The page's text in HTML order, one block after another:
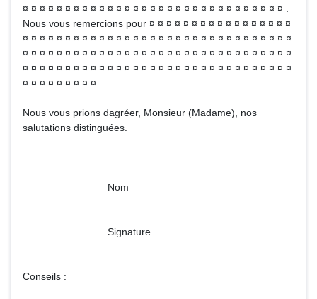
¤ ¤ ¤ ¤ ¤ ¤ ¤ ¤ ¤ ¤ ¤ ¤ ¤ ¤ ¤ ¤ ¤ ¤ ¤ ¤ ¤ ¤ ¤ ¤ ¤ ¤ ¤ ¤ ¤ ¤ ¤ .
Nous vous remercions pour ¤ ¤ ¤ ¤ ¤ ¤ ¤ ¤ ¤ ¤ ¤ ¤ ¤ ¤ ¤ ¤ ¤
¤ ¤ ¤ ¤ ¤ ¤ ¤ ¤ ¤ ¤ ¤ ¤ ¤ ¤ ¤ ¤ ¤ ¤ ¤ ¤ ¤ ¤ ¤ ¤ ¤ ¤ ¤ ¤ ¤ ¤ ¤ ¤
¤ ¤ ¤ ¤ ¤ ¤ ¤ ¤ ¤ ¤ ¤ ¤ ¤ ¤ ¤ ¤ ¤ ¤ ¤ ¤ ¤ ¤ ¤ ¤ ¤ ¤ ¤ ¤ ¤ ¤ ¤ ¤
¤ ¤ ¤ ¤ ¤ ¤ ¤ ¤ ¤ ¤ ¤ ¤ ¤ ¤ ¤ ¤ ¤ ¤ ¤ ¤ ¤ ¤ ¤ ¤ ¤ ¤ ¤ ¤ ¤ ¤ ¤ ¤
¤ ¤ ¤ ¤ ¤ ¤ ¤ ¤ ¤ .
Nous vous prions dagréer, Monsieur (Madame), nos
salutations distinguées.
Nom
Signature
Conseils :